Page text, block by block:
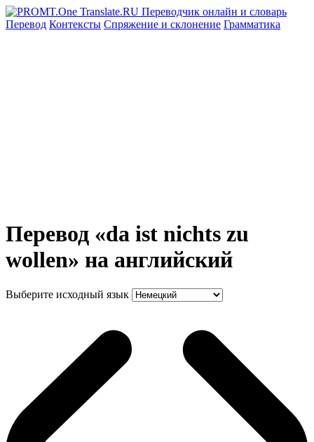
Перевод Контексты Спряжение и склонение Грамматика
Перевод «da ist nichts zu
wollen» на английский
Выберите исходный язык